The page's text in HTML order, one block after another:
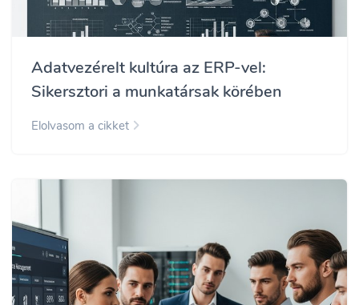
Adatvezérelt kultúra az ERP-vel:
Sikersztori a munkatársak körében
Elolvasom a cikket